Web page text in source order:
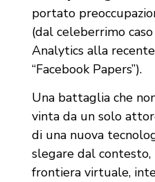
portato
(dal celeberrimo
Analytics alla
“Facebook Papers”).
Una battaglia che
vinta da un solo
di una nuova
slegare dal
frontiera virtuale,